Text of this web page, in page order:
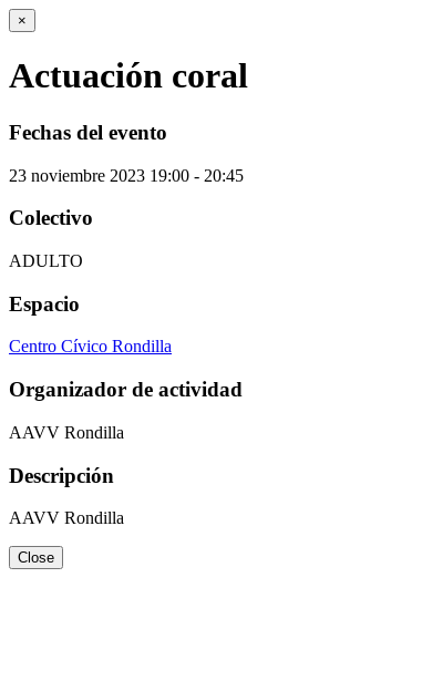
×
Actuación coral
Fechas del evento
23 noviembre 2023 19:00 - 20:45
Colectivo
ADULTO
Espacio
Centro Cívico Rondilla
Organizador de actividad
AAVV Rondilla
Descripción
AAVV Rondilla
Close